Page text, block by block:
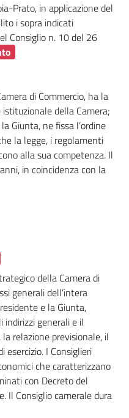
Prato, in applicazione del
i sopra indicati
Consiglio n. 10 del 26
di Commercio, ha la
della Camera;
Giunta, ne fissa l’ordine
la legge, i regolamenti
alla sua competenza. Il
in coincidenza con la
della Camera di
generali dell’intera
e la Giunta,
generali e il
relazione previsionale, il
esercizio. I Consiglieri
che caratterizzano
con Decreto del
Il Consiglio camerale dura